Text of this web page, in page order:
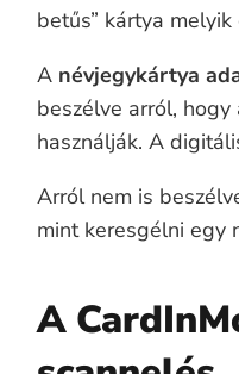
betűs” kártya
A névjegykártya
beszélve arról,
használják. A
Arról nem is
mint keresgélni egy
A